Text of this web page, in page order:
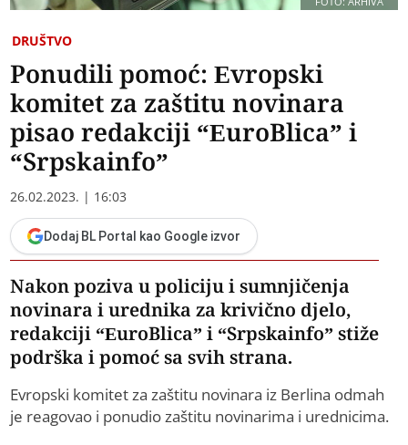
DRUŠTVO
Ponudili pomoć: Evropski
komitet za zaštitu novinara
pisao redakciji “EuroBlica” i
“Srpskainfo”
26.02.2023. | 16:03
Dodaj BL Portal kao Google izvor
Nakon poziva u policiju i sumnjičenja
novinara i urednika za krivično djelo,
redakciji “EuroBlica” i “Srpskainfo” stiže
podrška i pomoć sa svih strana.
Evropski komitet za zaštitu novinara iz Berlina odmah
je reagovao i ponudio zaštitu novinarima i urednicima.